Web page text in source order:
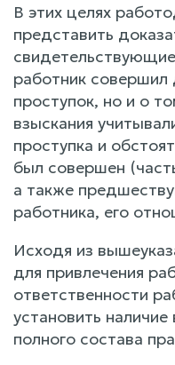
В этих целях
представить
работник совершил
проступок, но и о
взыскания
проступка и
был совершен
а также
работника, его
Исходя из
для привлечения
ответственности
установить
полного состава